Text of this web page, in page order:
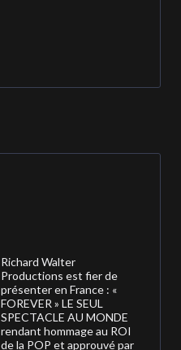
Richard Walter
Productions est fier de
présenter en France : «
FOREVER » LE SEUL
SPECTACLE AU MONDE
rendant hommage au ROI
de la POP et approuvé par